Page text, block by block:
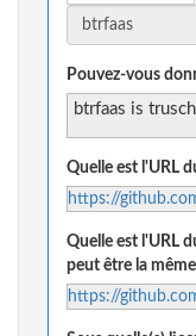
Pouvez-vous
btrfaas is
Quelle est l'URL
https://
Quelle est l'URL
peut être la
https://